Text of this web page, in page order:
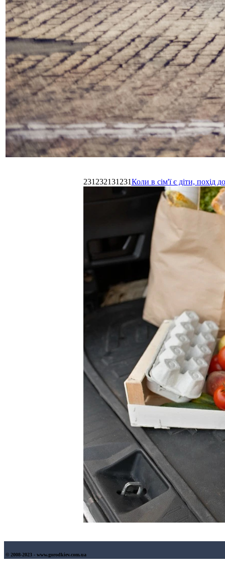
231232131231Коли в сім'ї є діти,
© 2008-2023 - www.gorodkiev.com.ua